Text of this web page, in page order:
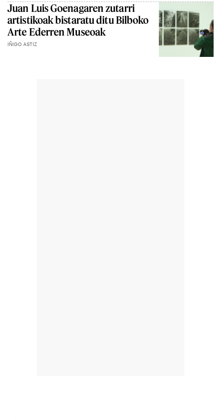
Juan Luis Goenagaren zutarri
artistikoak bistaratu ditu Bilboko
Arte Ederren Museoak
IÑIGO ASTIZ